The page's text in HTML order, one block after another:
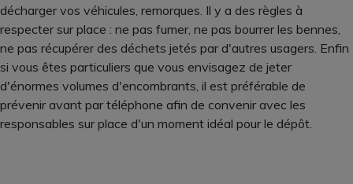
décharger vos véhicules, remorques. Il y a des règles à
respecter sur place : ne pas fumer, ne pas bourrer les bennes,
ne pas récupérer des déchets jetés par d'autres usagers. Enfin
si vous êtes particuliers que vous envisagez de jeter
d'énormes volumes d'encombrants, il est préférable de
prévenir avant par téléphone afin de convenir avec les
responsables sur place d'un moment idéal pour le dépôt.